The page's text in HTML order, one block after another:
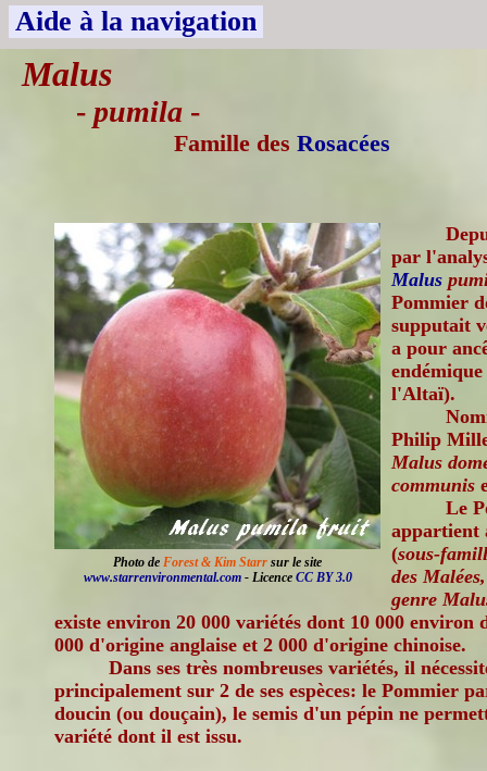
Aide à la navigation
Malus
- pumila -
Famille des Rosacées
Photo de Forest & Kim Starr sur le site
www.starrenvironmental.com- Licence CC BY 3.0
par
Malus
Pommier
supputait
a pour
l'Altaï).
Philip
Malus
communis
Le
appartient
(sous-
des
genre
existe environ 20 000 variétés dont 10 000
000 d'origine anglaise et 2 000 d'origine chinoise.
Dans ses très nombreuses variétés, il
principalement sur 2 de ses espèces: le Pommier
doucin (ou douçain), le semis d'un pépin ne
variété dont il est issu.